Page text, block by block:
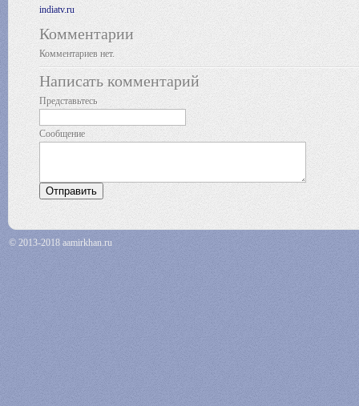
indiatv.ru
Комментарии
Комментариев нет.
Написать комментарий
Представьтесь
Сообщение
© 2013-2018 aamirkhan.ru